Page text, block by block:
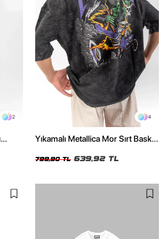
2 4
Yıkamalı Metallica Mor Sırt Baskılı
799,90 TL 639,92 TL